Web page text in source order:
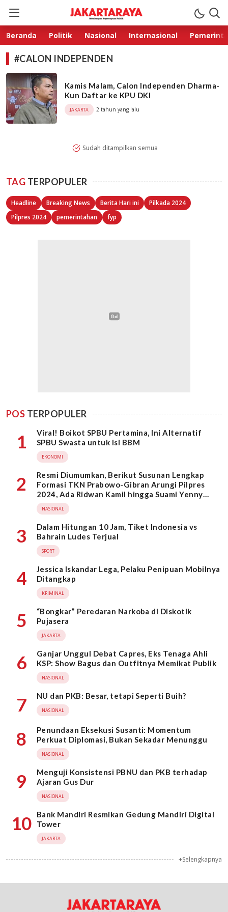
Jakarta Raya
Membangun Kepercayaan Publik
Beranda Politik Nasional Internasional
#CALON INDEPENDEN
Kamis Malam, Calon Independen Dharma-
Kun Daftar ke KPU DKI
JAKARTA 2 tahun yang lalu
Sudah ditampilkan semua
TAG TERPOPULER
Headline Breaking News Berita Hari ini
Pilkada 2024
Pilpres 2024
pemerintahan fyp
POS TERPOPULER
1
Viral! Boikot SPBU Pertamina, Ini Alternatif
SPBU Swasta untuk Isi BBM
EKONOMI
2
Resmi Diumumkan, Berikut Susunan Lengkap
Formasi TKN Prabowo-Gibran Arungi Pilpres
2024, Ada Ridwan Kamil hingga Suami Yenny
Wahid
NASIONAL
3
Dalam Hitungan 10 Jam, Tiket Indonesia vs
Bahrain Ludes Terjual
SPORT
4
Jessica Iskandar Lega, Pelaku Penipuan Mobilnya
Ditangkap
KRIMINAL
5
“Bongkar” Peredaran Narkoba di Diskotik
Pujasera
JAKARTA
6
Ganjar Unggul Debat Capres, Eks Tenaga Ahli
KSP: Show Bagus dan Outfitnya Memikat Publik
NASIONAL
7 NU dan PKB: Besar, tetapi Seperti Buih?
NASIONAL
8
Penundaan Eksekusi Susanti: Momentum
Perkuat Diplomasi, Bukan Sekadar Menunggu
NASIONAL
9
Menguji Konsistensi PBNU dan PKB terhadap
Ajaran Gus Dur
NASIONAL
10
Bank Mandiri Resmikan Gedung Mandiri Digital
Tower
JAKARTA
+Selengkapnya